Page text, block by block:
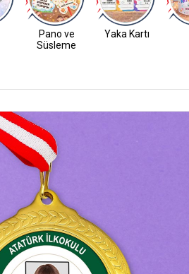
Pano ve
Süsleme
Yaka Kartı